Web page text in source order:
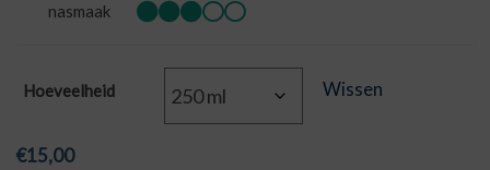
nasmaak
Hoeveelheid Wissen
€15,00